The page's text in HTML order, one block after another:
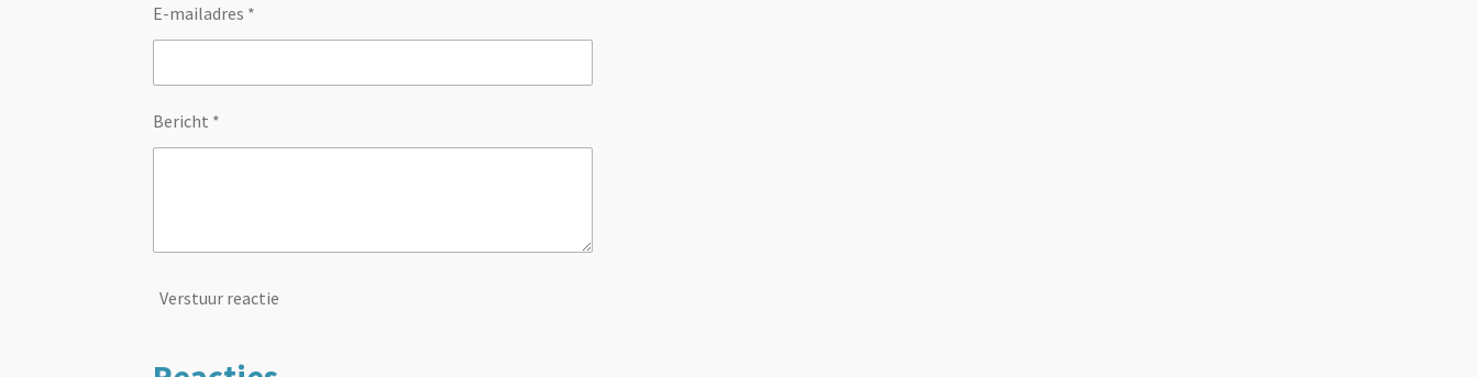
E-mailadres *
Bericht *
Verstuur reactie